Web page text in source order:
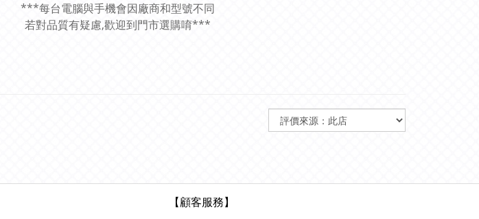
***每台電腦與手機會因廠商和型號不同
若對品質有疑慮,歡迎到門市選購唷***
【顧客服務】